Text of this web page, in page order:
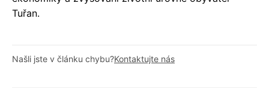
Tuřan.
Našli jste v článku chybu?Kontaktujte nás